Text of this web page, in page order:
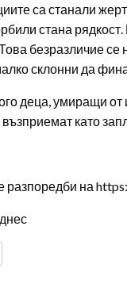
са станали
стана
безразличие
склонни да
деца, умиращи
като
разпоредби на